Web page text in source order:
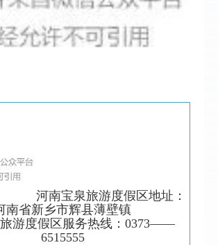
河南宝泉旅游度假区地址：
南省新乡市辉县薄壁镇
游度假区服务热线：0373——
6515555